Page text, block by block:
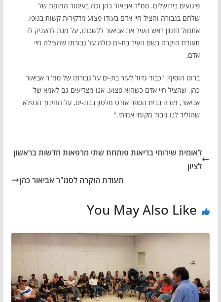
פיגועים בירושלים. סמ"ר אביאור כהן זכה בעיטור המופת של
שלחם בגבורה והציל חיי אדם בעודו פצוע מדקירות קשות בגופו.
אתמול הזמין ראש העיר את אביאור ללשכתו, על מנת להעניק לו
תעודת הוקרה בשם העיר בת-ים כולה על גבורתו שהצילה חיי
אדם.
ברוט הוסיף: "כבוד גדול לעיר בת-ים על גבורתו של סמ"ר אביאור
כהן, שהציל חיי אדם כשהוא פצוע, אנו מצדיעים גם לאמא של
אביאור, מורה בבית הספר אורט מלטון בבת-ים, על החינוך הנפלא
שהוליד לנו גיבור מקומי אמיתי."
לאומית שירותי בריאות פותחת שתי מרפאות חדשות בראשון
לציון
תעודת הוקרה לסמ"ר אביאור כהן
You May Also Like